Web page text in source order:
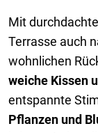
Mit
Terrasse auch
wohnlichen
weiche Kissen
entspannte
Pflanzen und